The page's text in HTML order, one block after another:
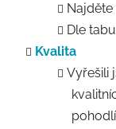
Dle
Kvalita
Vyřešili